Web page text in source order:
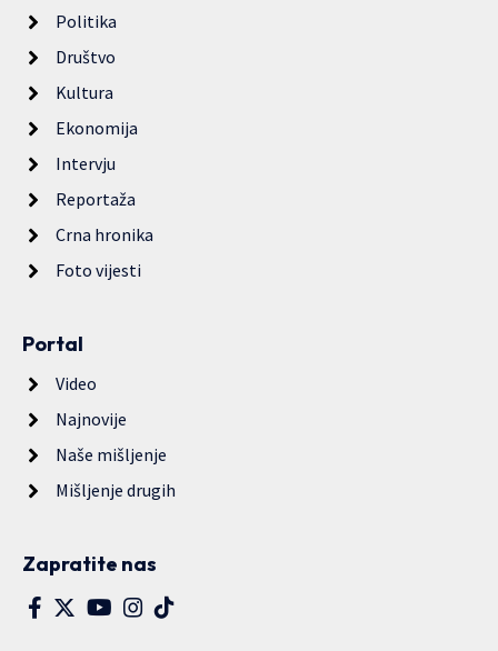
Politika
Društvo
Kultura
Ekonomija
Intervju
Reportaža
Crna hronika
Foto vijesti
Portal
Video
Najnovije
Naše mišljenje
Mišljenje drugih
Zapratite nas